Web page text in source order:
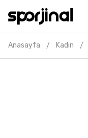
Anasayfa / Kadın /